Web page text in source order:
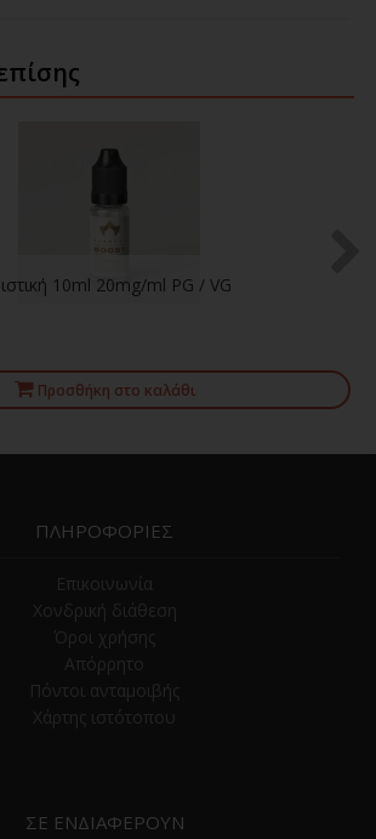
10ml 20mg/ml PG / VG
Προσθήκη στο καλάθι
ΠΛΗΡΟΦΟΡΙΕΣ
Επικοινωνία
Χονδρική διάθεση
Όροι χρήσης
Απόρρητο
Πόντοι ανταμοιβής
Χάρτης ιστότοπου
ΣΕ ΕΝΔΙΑΦΕΡΟΥΝ